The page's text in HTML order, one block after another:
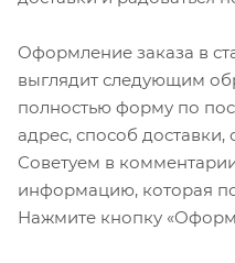
Оформление заказа в
выглядит следующим
полностью форму по
адрес, способ
Советуем в
информацию, которая
Нажмите кнопку